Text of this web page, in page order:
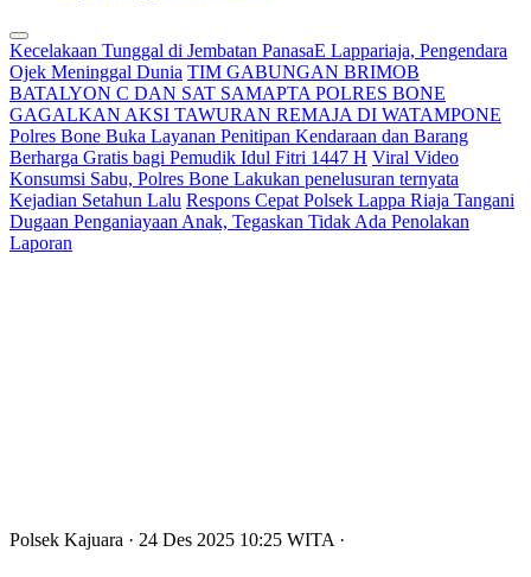
Kecelakaan Tunggal di Jembatan PanasaE Lappariaja, Pengendara
Ojek Meninggal Dunia TIM GABUNGAN BRIMOB
BATALYON C DAN SAT SAMAPTA POLRES BONE
GAGALKAN AKSI TAWURAN REMAJA DI WATAMPONE
Polres Bone Buka Layanan Penitipan Kendaraan dan Barang
Berharga Gratis bagi Pemudik Idul Fitri 1447 H Viral Video
Konsumsi Sabu, Polres Bone Lakukan penelusuran ternyata
Kejadian Setahun Lalu Respons Cepat Polsek Lappa Riaja Tangani
Dugaan Penganiayaan Anak, Tegaskan Tidak Ada Penolakan
Laporan
Polsek Kajuara · 24 Des 2025 10:25 WITA ·